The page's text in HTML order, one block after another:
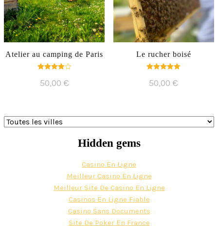
Atelier au camping de Paris
4.00
sur 5
50,00 €
Le rucher boisé
5.00
sur 5
50,00 €
Hidden gems
Casino En Ligne
Meilleur Casino En Ligne
Meilleur Site De Casino En Ligne
Casinos En Ligne Fiable
Casino Sans Documents
Site De Poker En France